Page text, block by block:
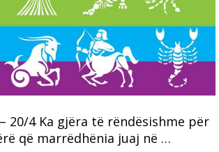
– 20/4 Ka gjëra të rëndësishme për
që marrëdhënia juaj në …